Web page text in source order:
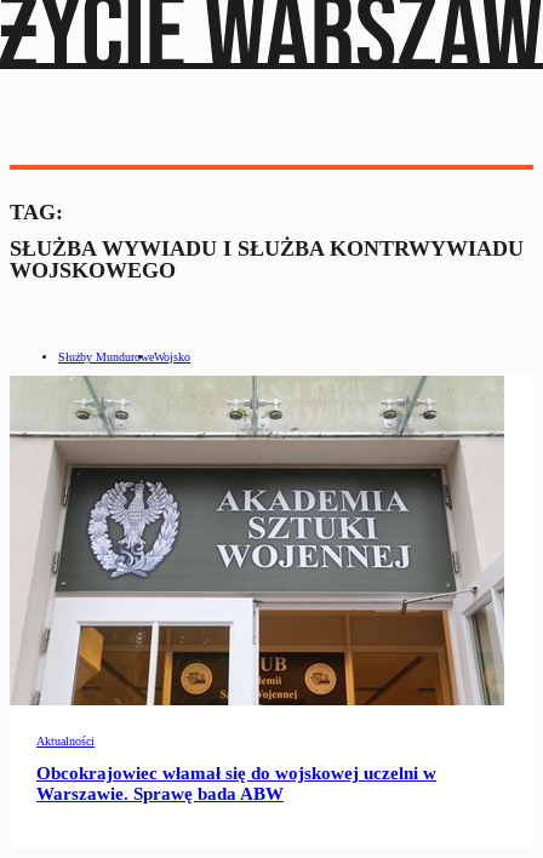
TAG:
SŁUŻBA WYWIADU I SŁUŻBA KONTRWYWIADU
WOJSKOWEGO
Służby MunduroweWojsko
Aktualności
Obcokrajowiec włamał się do wojskowej uczelni w
Warszawie. Sprawę bada ABW